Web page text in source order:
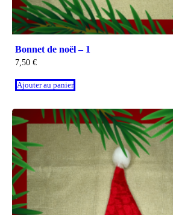
Bonnet de noël – 1
7,50 €
Ajouter au panier